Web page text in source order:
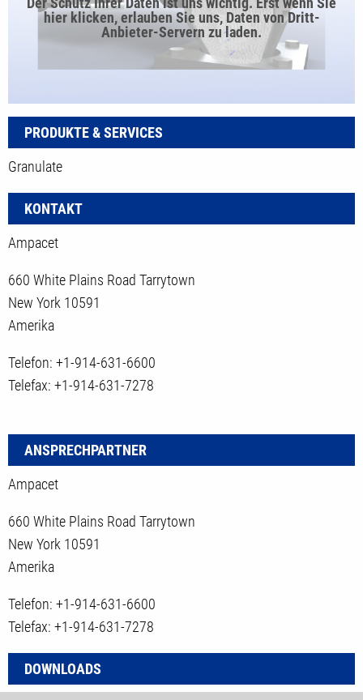
hier klicken, erlauben Sie uns, Daten von Dritt-
Anbieter-Servern zu laden.
PRODUKTE & SERVICES
Granulate
KONTAKT
Ampacet
660 White Plains Road Tarrytown
New York 10591
Amerika
Telefon: +1-914-631-6600
Telefax: +1-914-631-7278
ANSPRECHPARTNER
Ampacet
660 White Plains Road Tarrytown
New York 10591
Amerika
Telefon: +1-914-631-6600
Telefax: +1-914-631-7278
DOWNLOADS